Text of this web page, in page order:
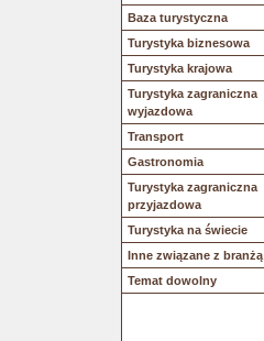
Baza turystyczna
Turystyka biznesowa
Turystyka krajowa
Turystyka zagraniczna
wyjazdowa
Transport
Gastronomia
Turystyka zagraniczna
przyjazdowa
Turystyka na świecie
Inne związane z branżą
Temat dowolny